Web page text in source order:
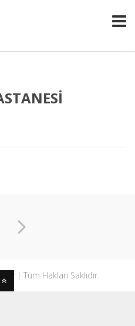
| Tüm Hakları Saklıdır.